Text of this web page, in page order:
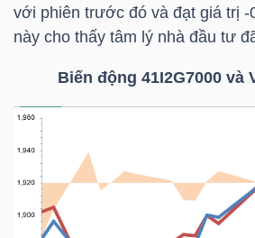
với phiên trước đó và đạt giá trị -
này cho thấy tâm lý nhà đầu tư
Biến động 41I2G7000 và
(-)
VS-
SECTOR
NĂNG
LƯỢNG